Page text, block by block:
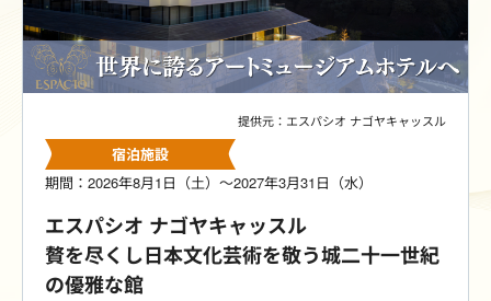
提供元：エスパシオ ナゴヤキャッスル
宿泊施設
期間：2026年8月1日（土）～2027年3月31日（水）
エスパシオ ナゴヤキャッスル
贅を尽くし日本文化芸術を敬う城二十一世紀
の優雅な館